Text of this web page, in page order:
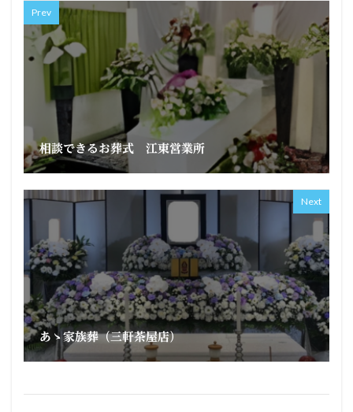
Prev
相談できるお葬式 江東営業所
Next
あゝ家族葬（三軒茶屋店）